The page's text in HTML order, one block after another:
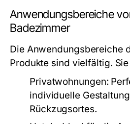
Anwendungsbereiche
Badezimmer
Die Anwendungsbereiche
Produkte sind vielfältig.
Privatwohnungen:
individuelle
Rückzugsortes.